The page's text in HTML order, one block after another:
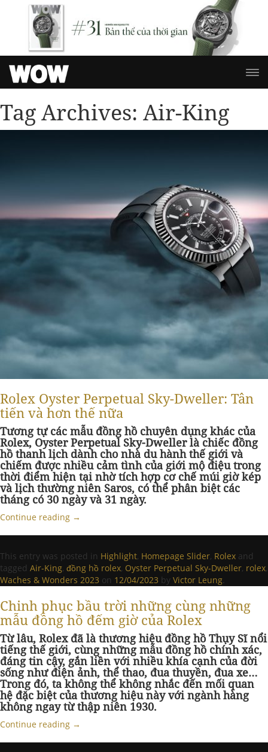
Tag Archives: Air-King
Rolex Oyster Perpetual Sky-Dweller: Tân
tiến và hơn thế nữa
Tương tự các mẫu đồng hồ chuyên dụng khác của
Rolex, Oyster Perpetual Sky-Dweller là chiếc đồng
hồ thanh lịch dành cho nhà du hành thế giới và
chiếm được nhiều cảm tình của giới mộ điệu trong
thời điểm hiện tại nhờ tích hợp cơ chế múi giờ kép
và lịch thường niên Saros, có thể phân biệt các
tháng có 30 ngày và 31 ngày.
Continue reading →
This entry was posted in Highlight, Homepage Slider, Rolex and
tagged Air-King, đồng hồ rolex, Oyster Perpetual Sky-Dweller, rolex,
Waches & Wonders 2023 on 12/04/2023 by Victor Leung.
Chinh phục bầu trời những cùng những
mẫu đồng hồ đếm giờ của Rolex
Từ lâu, Rolex đã là thương hiệu đồng hồ Thụy Sĩ nổi
tiếng thế giới, cùng những mẫu đồng hồ chính xác,
đáng tin cậy, gắn liền với nhiều khía cạnh của đời
sống như điện ảnh, thể thao, đua thuyền, đua xe…
Trong đó, ta không thể không nhắc đến mối quan
hệ đặc biệt của thương hiệu này với ngành hàng
không ngay từ thập niên 1930.
Continue reading →